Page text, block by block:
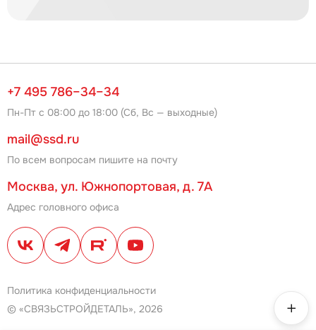
+7 495 786–34–34
Пн-Пт с 08:00 до 18:00 (Сб, Вс — выходные)
mail@ssd.ru
По всем вопросам пишите на почту
Москва, ул. Южнопортовая, д. 7А
Адрес головного офиса
Политика конфиденциальности
© «СВЯЗЬСТРОЙДЕТАЛЬ», 2026